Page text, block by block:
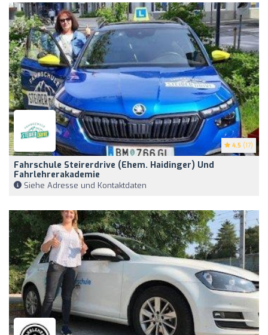
4.5 (17)
Fahrschule Steirerdrive (ehem. Haidinger) Und
Fahrlehrerakademie
Siehe Adresse und Kontaktdaten